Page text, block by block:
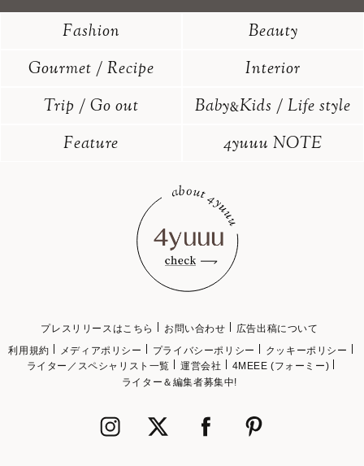
Fashion
Beauty
Gourmet / Recipe
Interior
Trip / Go out
Baby&Kids / Life style
Feature
4yuuu NOTE
プレスリリースはこちら お問い合わせ
広告出稿について
利用規約
メディアポリシー プライバシーポリシー
クッキーポリシー
ライター／スペシャリスト一覧
運営会社
4MEEE (フォーミー)
ライター＆編集者募集中!